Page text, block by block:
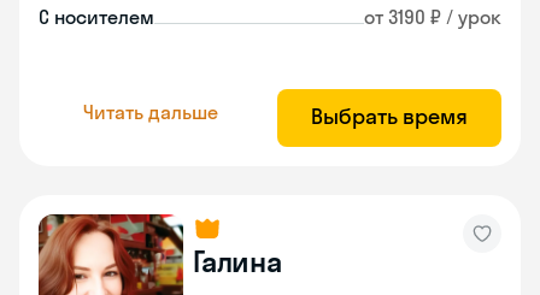
С носителем от 3190 ₽ / урок
Читать дальше Выбрать время
Галина